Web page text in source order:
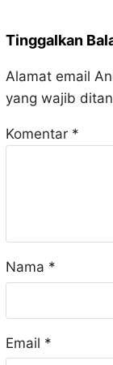
Tinggalkan
Alamat email
yang wajib
Komentar *
Nama *
Email *